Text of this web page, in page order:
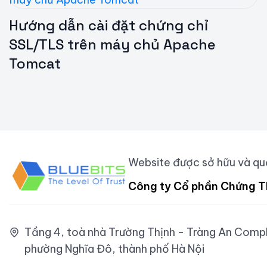
Hướng dẫn cài đặt chứng chỉ
SSL/TLS trên máy chủ Apache
Tomcat
Website được sở hữu và
Công ty Cổ phần Chứng
Tầng 4, toà nhà Trường Thịnh - Tràng An
phường Nghĩa Đô, thành phố Hà Nội